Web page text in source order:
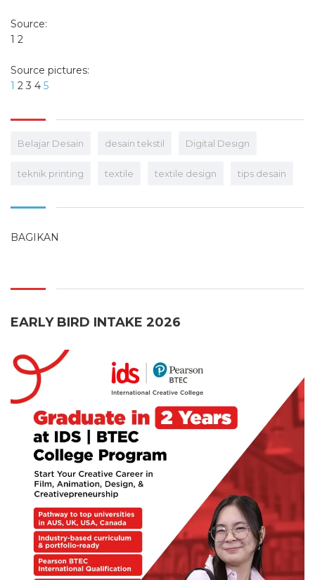
Source:
1 2
Source pictures:
1 2 3 4 5
Belajar Desain desain tekstil Digital Design
teknik printing textile textile design tips desain
BAGIKAN
EARLY BIRD INTAKE 2026